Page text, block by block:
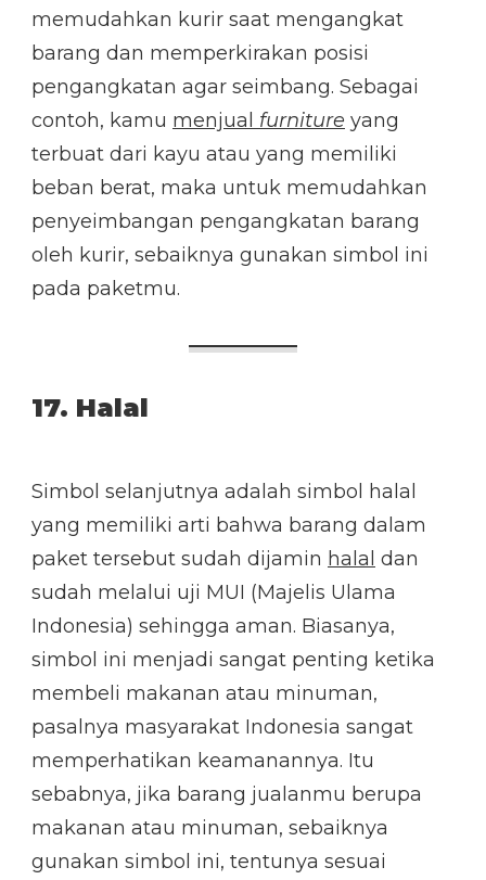
memudahkan kurir saat mengangkat
barang dan memperkirakan posisi
pengangkatan agar seimbang. Sebagai
contoh, kamu menjual furniture yang
terbuat dari kayu atau yang memiliki
beban berat, maka untuk memudahkan
penyeimbangan pengangkatan barang
oleh kurir, sebaiknya gunakan simbol ini
pada paketmu.
17. Halal
Simbol selanjutnya adalah simbol halal
yang memiliki arti bahwa barang dalam
paket tersebut sudah dijamin halal dan
sudah melalui uji MUI (Majelis Ulama
Indonesia) sehingga aman. Biasanya,
simbol ini menjadi sangat penting ketika
membeli makanan atau minuman,
pasalnya masyarakat Indonesia sangat
memperhatikan keamanannya. Itu
sebabnya, jika barang jualanmu berupa
makanan atau minuman, sebaiknya
gunakan simbol ini, tentunya sesuai